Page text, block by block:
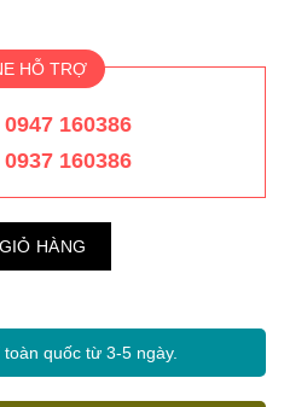
HỖ TRỢ
0947 160386
0937 160386
HÀNG
quốc từ 3-5 ngày.